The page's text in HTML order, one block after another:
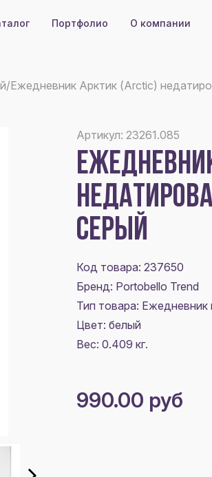
Портфолио О компании
/Ежедневник Арктик (Arctic)
Артикул: 23261.085
СЕРЫЙ
Код товара: 237650
Бренд: Portobello Trend
Тип товара:
Цвет: белый
Вес: 0.409 кг.
990.00 руб